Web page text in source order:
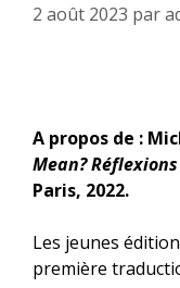
2 août 2023 par
A propos de :
Mean?
Paris, 2022.
Les jeunes
première